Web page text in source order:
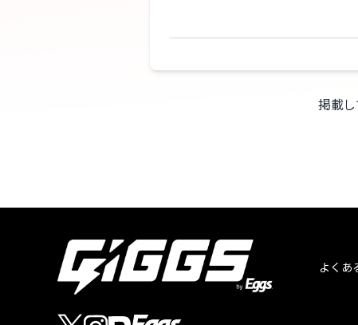
掲載
よくあ